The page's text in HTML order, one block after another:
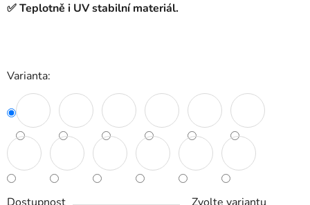
✅ Teplotně i UV stabilní materiál.
Varianta: